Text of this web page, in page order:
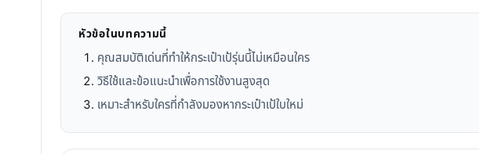
หัวข้อในบทความนี้
คุณสมบัติเด่นที่ทำให้กระเป๋าเป้รุ่นนี้ไม่เหมือนใคร
วิธีใช้และข้อแนะนำเพื่อการใช้งานสูงสุด
เหมาะสำหรับใครที่กำลังมองหากระเป๋าเป้ใบใหม่